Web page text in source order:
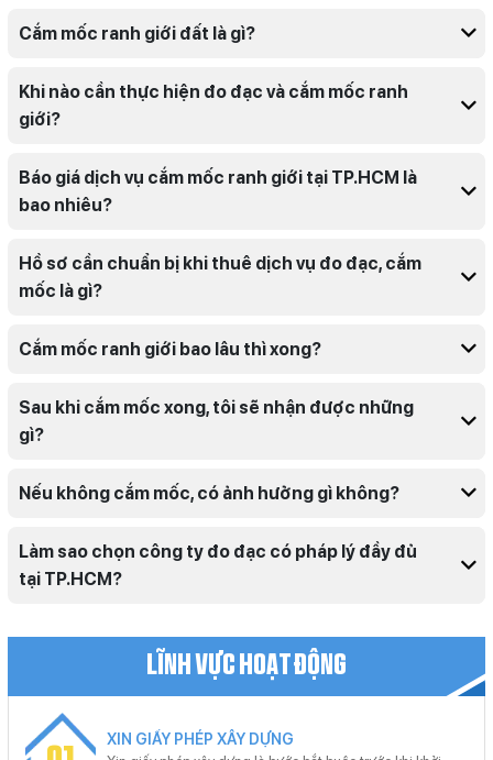
Cắm mốc ranh giới đất là gì?
Khi nào cần thực hiện đo đạc và cắm mốc ranh
giới?
Báo giá dịch vụ cắm mốc ranh giới tại TP.HCM là
bao nhiêu?
Hồ sơ cần chuẩn bị khi thuê dịch vụ đo đạc, cắm
mốc là gì?
Cắm mốc ranh giới bao lâu thì xong?
Sau khi cắm mốc xong, tôi sẽ nhận được những
gì?
Nếu không cắm mốc, có ảnh hưởng gì không?
Làm sao chọn công ty đo đạc có pháp lý đầy đủ
tại TP.HCM?
LĨNH VỰC HOẠT ĐỘNG
XIN GIẤY PHÉP XÂY DỰNG